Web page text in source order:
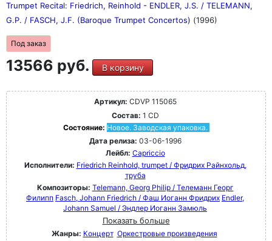
Trumpet Recital: Friedrich, Reinhold - ENDLER, J.S. / TELEMANN,
G.P. / FASCH, J.F. (Baroque Trumpet Concertos) (1996)
Под заказ
13566 руб. В корзину
Артикул: CDVP 115065
Состав: 1 CD
Состояние: Новое. Заводская упаковка.
Дата релиза: 03-06-1996
Лейбл: Capriccio
Исполнители: Friedrich Reinhold, trumpet / Фридрих Райнхольд,
труба
Композиторы: Telemann, Georg Philip / Телеманн Георг
Филипп Fasch, Johann Friedrich / Фаш Иоганн Фридрих Endler,
Johann Samuel / Эндлер Иоганн Замюль
Показать больше
Жанры: Концерт Оркестровые произведения